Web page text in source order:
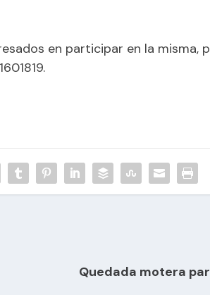
en participar en la misma,
Quedada motera